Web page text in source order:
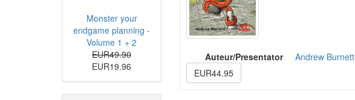
Auteur/Presentator
Andrew Burnett
EUR44.95
Monster your
endgame planning -
Volume 1 + 2
EUR49.90
EUR19.96